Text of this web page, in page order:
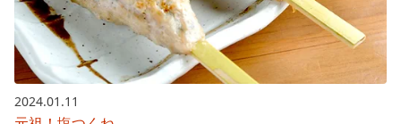
2024.01.11